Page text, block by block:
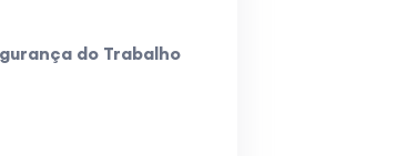
do Trabalho